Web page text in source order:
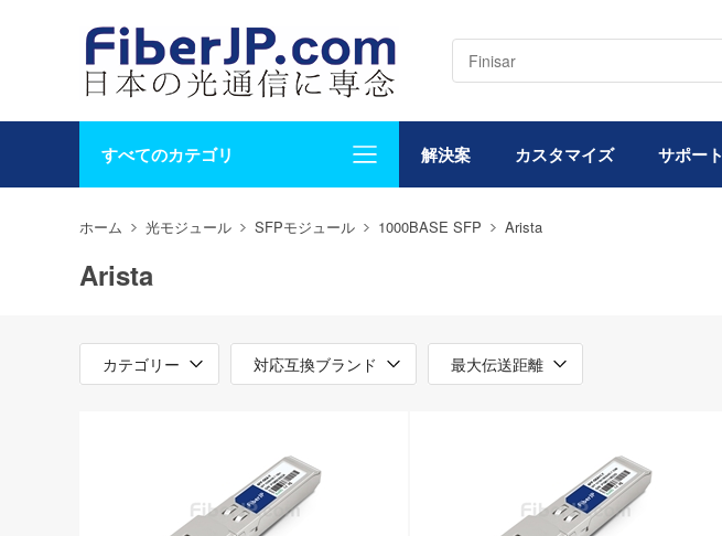
すべてのカテゴリ 解決案 カスタマイズ サポート
ホーム 光モジュール SFPモジュール 1000BASE SFP Arista
Arista
カテゴリー 対応互換ブランド 最大伝送距離